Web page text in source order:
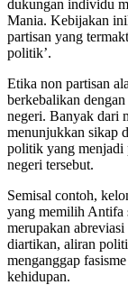
dukungan individu
Mania. Kebijakan
partisan yang
politik’.
Etika non partisan
berkebalikan
negeri. Banyak dari
menunjukkan sikap
politik yang menjadi
negeri tersebut.
Semisal contoh,
yang memilih Antifa
merupakan
diartikan, aliran
menganggap
kehidupan.